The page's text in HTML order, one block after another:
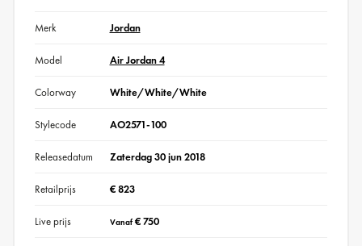
Merk Jordan
Model Air Jordan 4
Colorway White/White/White
Stylecode AO2571-100
Releasedatum Zaterdag 30 jun 2018
Retailprijs € 823
Live prijs Vanaf€ 750